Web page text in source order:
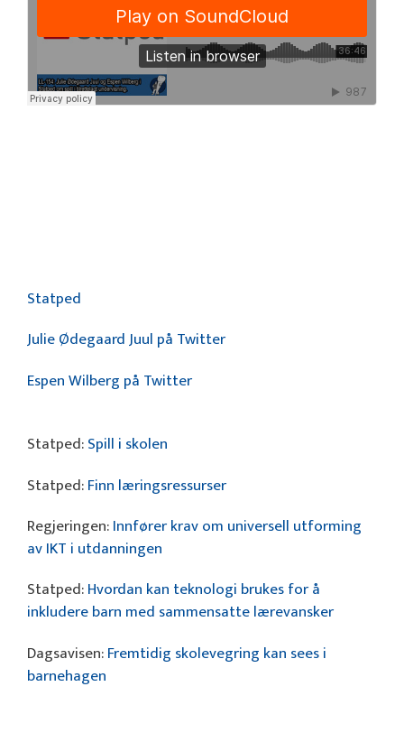
Statped
Julie Ødegaard Juul på Twitter
Espen Wilberg på Twitter
Statped:Spill i skolen
Statped:Finn læringsressurser
Regjeringen:Innfører krav om universell utforming
av IKT i utdanningen
Statped:Hvordan kan teknologi brukes for å
inkludere barn med sammensatte lærevansker
Dagsavisen:Fremtidig skolevegring kan sees i
barnehagen